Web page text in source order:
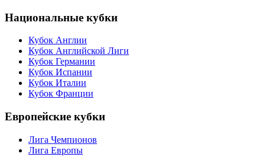
Национальные кубки
Кубок Англии
Кубок Английской Лиги
Кубок Германии
Кубок Испании
Кубок Италии
Кубок Франции
Европейские кубки
Лига Чемпионов
Лига Европы